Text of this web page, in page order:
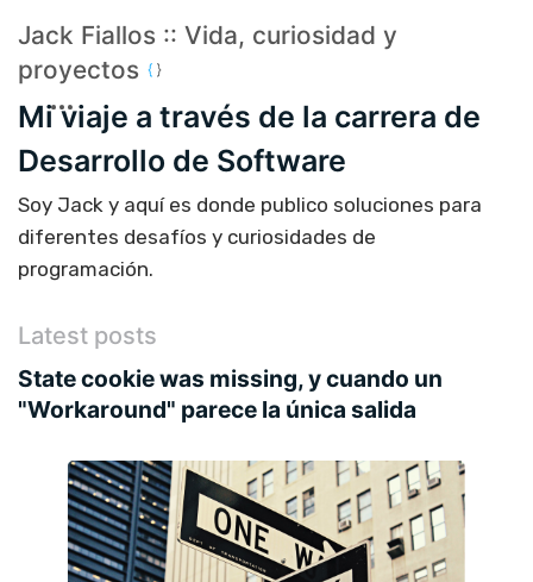
Jack Fiallos :: Vida, curiosidad y
proyectos
Mi viaje a través de la carrera de
Desarrollo de Software
Soy Jack y aquí es donde publico soluciones para
diferentes desafíos y curiosidades de
programación.
Latest posts
State cookie was missing, y cuando un
"Workaround" parece la única salida